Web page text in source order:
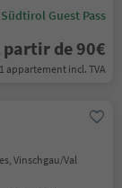
Südtirol Guest Pass
partir de 90€
appartement incl. TVA
Vinschgau/Val